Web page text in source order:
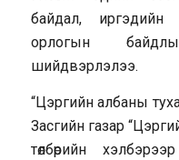
байдал,
орлогын
шийдвэрлэлээ.
“Цэргийн албаны
Засгийн газар
төлбөрийн